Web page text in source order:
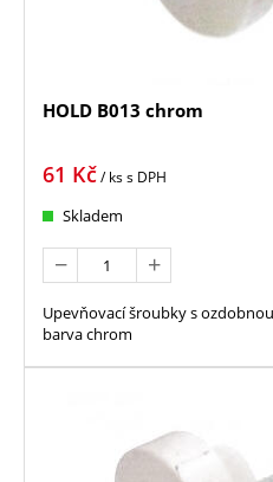
HOLD B013 chrom
61 Kč/ kss DPH
Skladem
Upevňovací šroubky s
barva chrom